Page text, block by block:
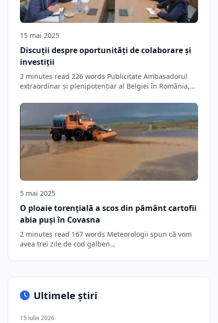
15 mai 2025
Discuții despre oportunități de colaborare și
investiții
2 minutes read 226 words Publicitate Ambasadorul
extraordinar și plenipotențiar al Belgiei în România,
5 mai 2025
O ploaie torențială a scos din pământ cartofii
abia puși în Covasna
2 minutes read 167 words Meteorologii spun că vom
avea trei zile de cod galben…
Ultimele știri
15 iulie 2026